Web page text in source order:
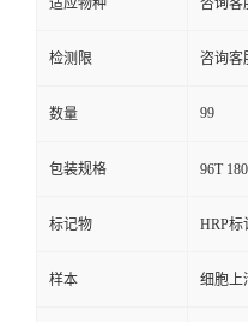
适应物种 咨询客
检测限 咨询客
数量 99
包装规格 96T
标记物 HRP标
样本 细胞上